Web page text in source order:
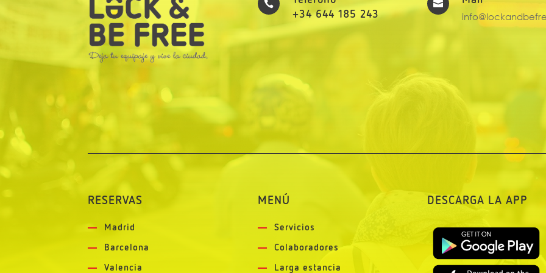

+34 644 185 243

RESERVAS
Madrid
Barcelona
Valencia
MENÚ
Servicios
Colaboradores
Larga estancia
DESCARGA LA APP